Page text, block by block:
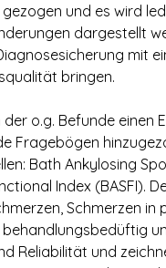
und es wird
dargestellt
mit
bringen.
der o.g. Befunde
Fragebögen
Bath Ankylosing
Index (BASFI).
Schmerzen
behandlungsbedüftig
Reliabilität und